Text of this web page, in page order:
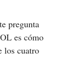
pregunta
es cómo
los cuatro